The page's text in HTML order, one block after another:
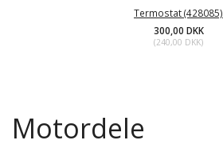
Termostat (428085)
300,00 DKK
(240,00 DKK)
Motordele